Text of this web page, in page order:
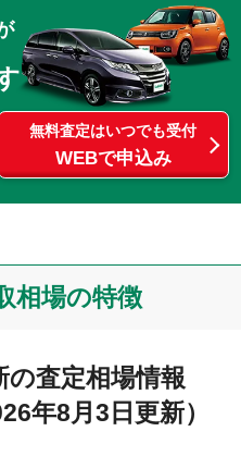
無料査定はいつでも受付
WEBで申込み
相場の特徴
の査定相場情報
年8月3日更新）